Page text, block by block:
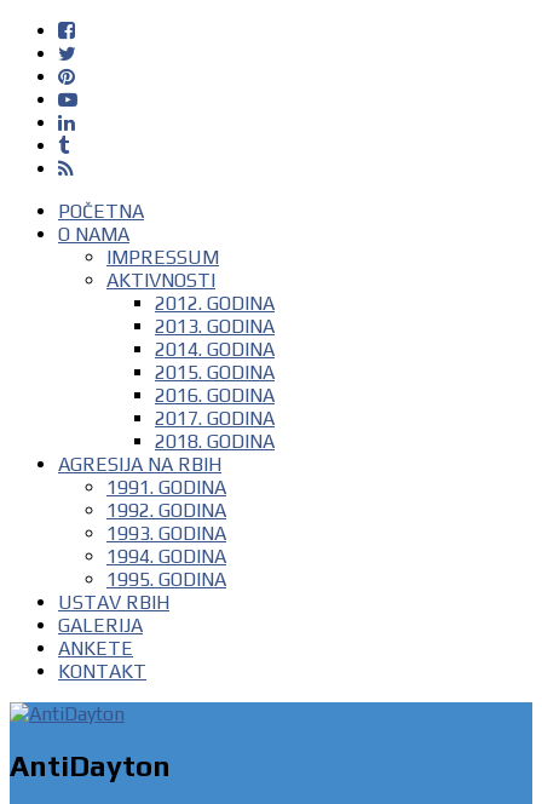
POČETNA
O NAMA
IMPRESSUM
AKTIVNOSTI
2012. GODINA
2013. GODINA
2014. GODINA
2015. GODINA
2016. GODINA
2017. GODINA
2018. GODINA
AGRESIJA NA RBIH
1991. GODINA
1992. GODINA
1993. GODINA
1994. GODINA
1995. GODINA
USTAV RBIH
GALERIJA
ANKETE
KONTAKT
AntiDayton